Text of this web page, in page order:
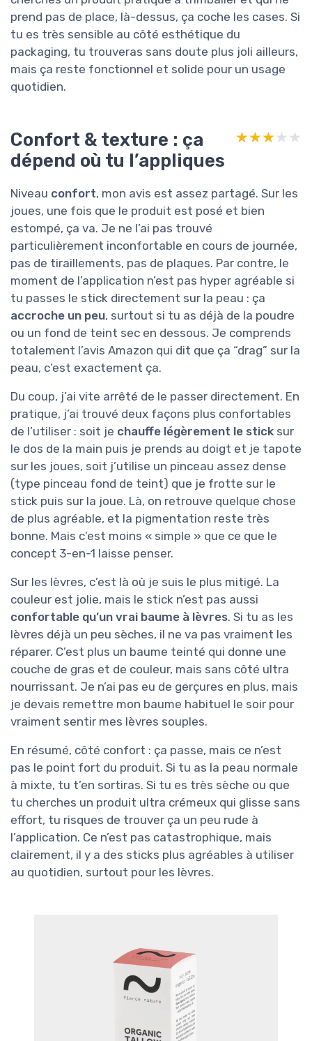
prend pas de place, là-dessus, ça coche les cases. Si
tu es très sensible au côté esthétique du
packaging, tu trouveras sans doute plus joli ailleurs,
mais ça reste fonctionnel et solide pour un usage
quotidien.
Confort & texture : ça
dépend où tu l’appliques
★★★★★
★★★★★
Niveau confort, mon avis est assez partagé. Sur les
joues, une fois que le produit est posé et bien
estompé, ça va. Je ne l’ai pas trouvé
particulièrement inconfortable en cours de journée,
pas de tiraillements, pas de plaques. Par contre, le
moment de l’application n’est pas hyper agréable si
tu passes le stick directement sur la peau : ça
accroche un peu, surtout si tu as déjà de la poudre
ou un fond de teint sec en dessous. Je comprends
totalement l’avis Amazon qui dit que ça “drag” sur la
peau, c’est exactement ça.
Du coup, j’ai vite arrêté de le passer directement. En
pratique, j’ai trouvé deux façons plus confortables
de l’utiliser : soit je chauffe légèrement le stick sur
le dos de la main puis je prends au doigt et je tapote
sur les joues, soit j’utilise un pinceau assez dense
(type pinceau fond de teint) que je frotte sur le
stick puis sur la joue. Là, on retrouve quelque chose
de plus agréable, et la pigmentation reste très
bonne. Mais c’est moins « simple » que ce que le
concept 3-en-1 laisse penser.
Sur les lèvres, c’est là où je suis le plus mitigé. La
couleur est jolie, mais le stick n’est pas aussi
confortable qu’un vrai baume à lèvres. Si tu as les
lèvres déjà un peu sèches, il ne va pas vraiment les
réparer. C’est plus un baume teinté qui donne une
couche de gras et de couleur, mais sans côté ultra
nourrissant. Je n’ai pas eu de gerçures en plus, mais
je devais remettre mon baume habituel le soir pour
vraiment sentir mes lèvres souples.
En résumé, côté confort : ça passe, mais ce n’est
pas le point fort du produit. Si tu as la peau normale
à mixte, tu t’en sortiras. Si tu es très sèche ou que
tu cherches un produit ultra crémeux qui glisse sans
effort, tu risques de trouver ça un peu rude à
l’application. Ce n’est pas catastrophique, mais
clairement, il y a des sticks plus agréables à utiliser
au quotidien, surtout pour les lèvres.